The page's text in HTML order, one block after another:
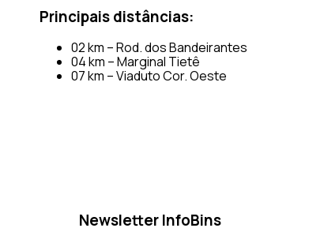
Principais distâncias:
02 km – Rod. dos Bandeirantes
04 km – Marginal Tietê
07 km – Viaduto Cor. Oeste
Newsletter InfoBins